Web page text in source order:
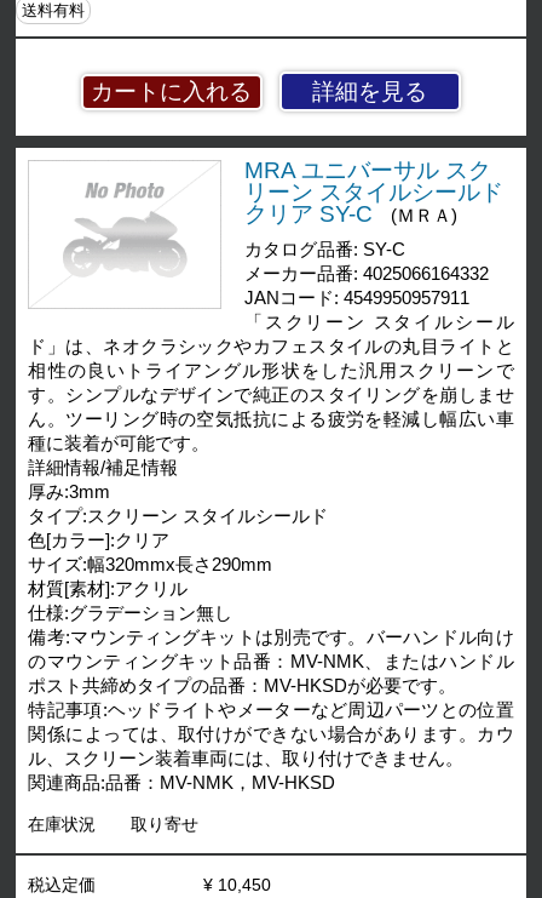
詳細を見る
送料有料
MRA ユニバーサル スク
リーン スタイルシールド
クリア SY-C
(ＭＲＡ)
カタログ品番: SY-C
メーカー品番: 4025066164332
JANコード: 4549950957911
「スクリーン スタイルシール
ド」は、ネオクラシックやカフェスタイルの丸目ライトと
相性の良いトライアングル形状をした汎用スクリーンで
す。シンプルなデザインで純正のスタイリングを崩しませ
ん。ツーリング時の空気抵抗による疲労を軽減し幅広い車
種に装着が可能です。
詳細情報/補足情報
厚み:3mm
タイプ:スクリーン スタイルシールド
色[カラー]:クリア
サイズ:幅320mmx長さ290mm
材質[素材]:アクリル
仕様:グラデーション無し
備考:マウンティングキットは別売です。バーハンドル向け
のマウンティングキット品番：MV-NMK、またはハンドル
ポスト共締めタイプの品番：MV-HKSDが必要です。
特記事項:ヘッドライトやメーターなど周辺パーツとの位置
関係によっては、取付けができない場合があります。カウ
ル、スクリーン装着車両には、取り付けできません。
関連商品:品番：MV-NMK，MV-HKSD
在庫状況 取り寄せ
税込定価
¥ 10,450